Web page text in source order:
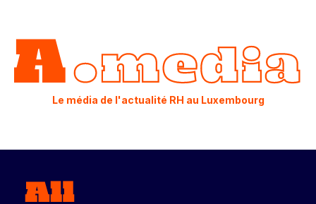
Le média de l'actualité RH au Luxembourg